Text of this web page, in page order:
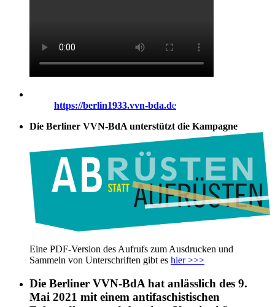
https://berlin1933.vvn-bda.de
Die Berliner VVN-BdA unterstützt die Kampagne
Eine PDF-Version des Aufrufs zum Ausdrucken und
Sammeln von Unterschriften gibt es hier >>>
Die Berliner VVN-BdA hat anlässlich des 9.
Mai 2021 mit einem antifaschistischen